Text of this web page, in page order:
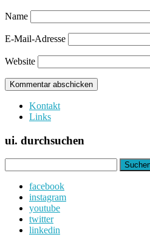
Name
E-Mail-Adresse
Website
Kontakt
Links
ui. durchsuchen
nach:
facebook
instagram
youtube
twitter
linkedin